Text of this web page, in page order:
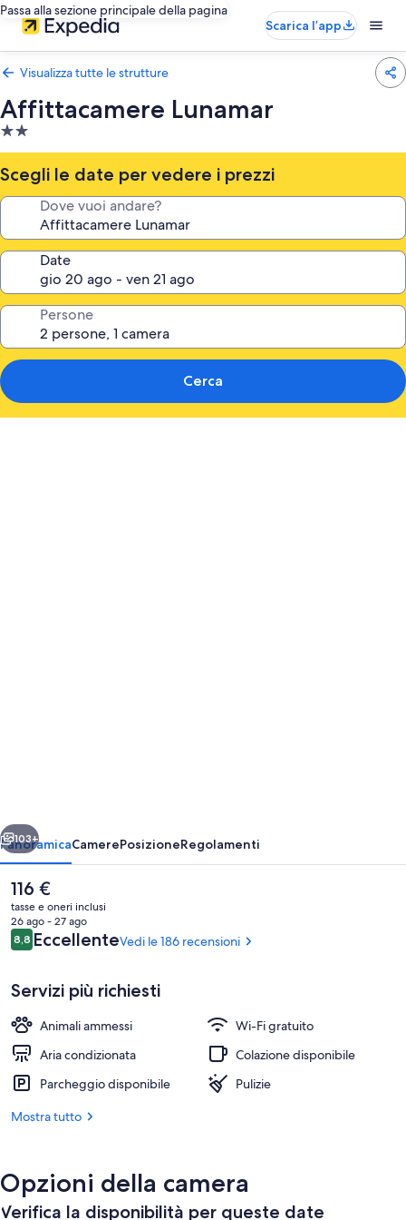
Passa alla sezione principale della pagina
Scarica l’app
Visualizza tutte le strutture
Affittacamere Lunamar
Struttura
a
2.0
stelle
Scegli le date per vedere i prezzi
Dove vuoi andare?
Date
Persone
Cerca
Vista sulla città
Avanti
103+
PanoramicaCamerePosizioneRegolamenti
Il
prezzo
attuale
è
116 €
116 €
tasse e oneri inclusi
26 ago - 27 ago
Recensioni
8,88,8 su 10
EccellenteVedi le 186 recensioni
Servizi più richiesti
Animali ammessi
Wi-Fi gratuito
Aria condizionata
Colazione disponibile
Parcheggio disponibile
Pulizie
Mostra tutto
Opzioni della camera
Verifica la disponibilità per queste date